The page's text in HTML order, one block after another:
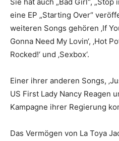
eine EP „Starting Over“
weiteren Songs gehören ‚If
Gonna Need My Lovin‘, ‚Hot
Rocked!‘ und ‚Sexbox‘.
Einer ihrer anderen Songs,
US First Lady Nancy Reagen
Kampagne ihrer Regierung
Das Vermögen von La Toya